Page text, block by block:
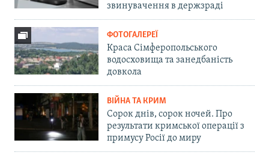
звинувачення в держзраді
ФОТОГАЛЕРЕЇ
Краса Сімферопольського
водосховища та занедбаність
довкола
ВІЙНА ТА КРИМ
Сорок днів, сорок ночей. Про
результати кримської операції з
примусу Росії до миру